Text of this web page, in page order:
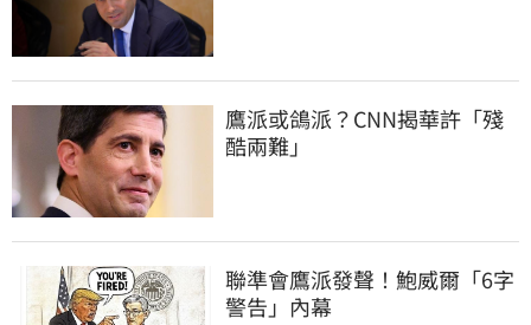
鷹派或鴿派？CNN揭華許「殘
酷兩難」
聯準會鷹派發聲！鮑威爾「6字
警告」內幕